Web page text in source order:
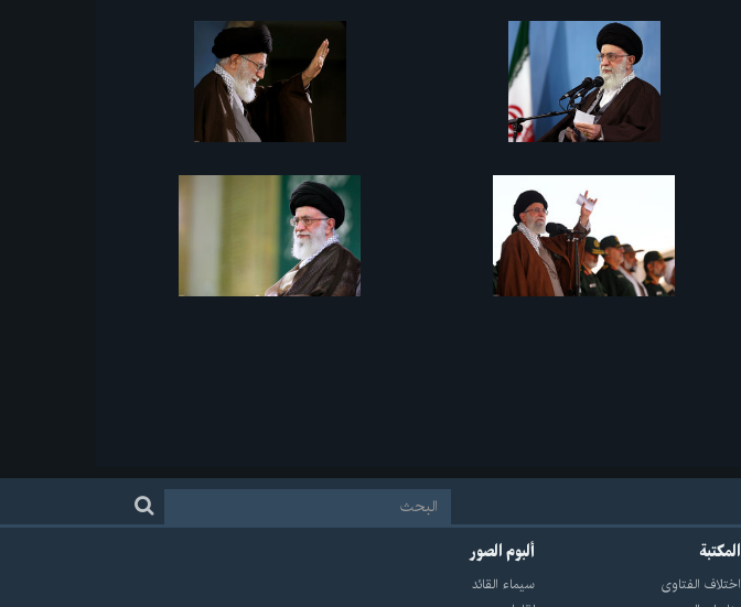
المكتبة
اختلاف الفتاوى
ألبوم الصور
سيماء القائد